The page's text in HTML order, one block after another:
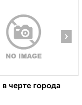
›
черте города